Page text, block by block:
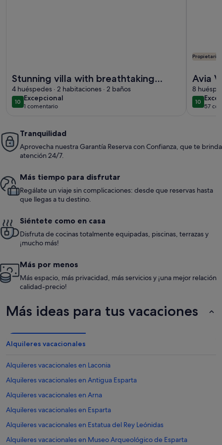
Stunning villa with breathtaking
mountain and sea views and private
pool.
4 huéspedes · 2 habitaciones · 2 baños
1010 de 10
Excepcional
excepcional
1 comentario
(1 comentario)
Avia
con
8
1010 de 10
57
(57
Tranquilidad
Aprovecha nuestra Garantía Reserva con Confianza, que te brinda
atención 24/7.
Más tiempo para disfrutar
Regálate un viaje sin complicaciones: desde que reservas hasta
que llegas a tu destino.
Siéntete como en casa
Disfruta de cocinas totalmente equipadas, piscinas, terrazas y
¡mucho más!
Más por menos
Más espacio, más privacidad, más servicios y ¡una mejor relación
calidad-precio!
Más ideas para tus vacaciones
Alquileres vacacionales
Alquileres vacacionales en Laconia
Alquileres vacacionales en Antigua Esparta
Alquileres vacacionales en Arna
Alquileres vacacionales en Esparta
Alquileres vacacionales en Estatua del Rey Leónidas
Alquileres vacacionales en Museo Arqueológico de Esparta